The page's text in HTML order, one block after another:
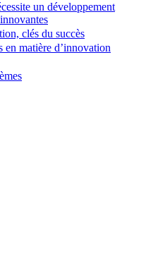
un développement
clés du succès
en matière d’innovation